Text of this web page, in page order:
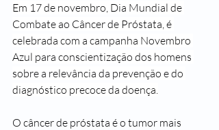
Em 17 de novembro, Dia Mundial de
Combate ao Câncer de Próstata, é
celebrada com a campanha Novembro
Azul para conscientização dos homens
sobre a relevância da prevenção e do
diagnóstico precoce da doença.
O câncer de próstata é o tumor mais